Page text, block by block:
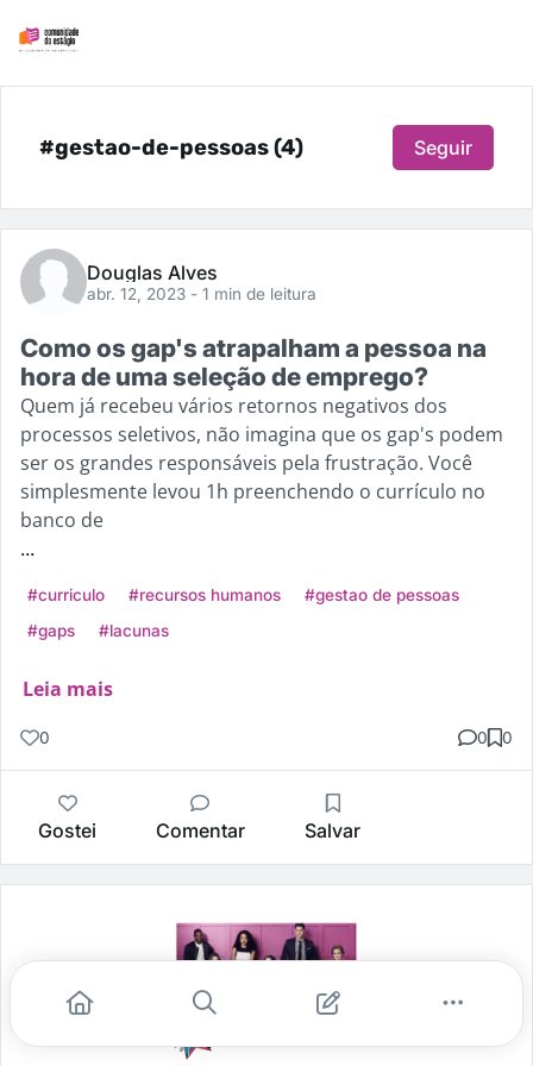
#gestao-de-pessoas (4) Seguir
Douglas Alves
abr. 12, 2023 - 1 min de leitura
Como os gap's atrapalham a pessoa na
hora de uma seleção de emprego?
Quem já recebeu vários retornos negativos dos
processos seletivos, não imagina que os gap's podem
ser os grandes responsáveis pela frustração. Você
simplesmente levou 1h preenchendo o currículo no
banco de
...
#curriculo #recursos humanos
#gestao de pessoas
#gaps
#lacunas
Leia mais
0 0 0
Gostei Comentar Salvar